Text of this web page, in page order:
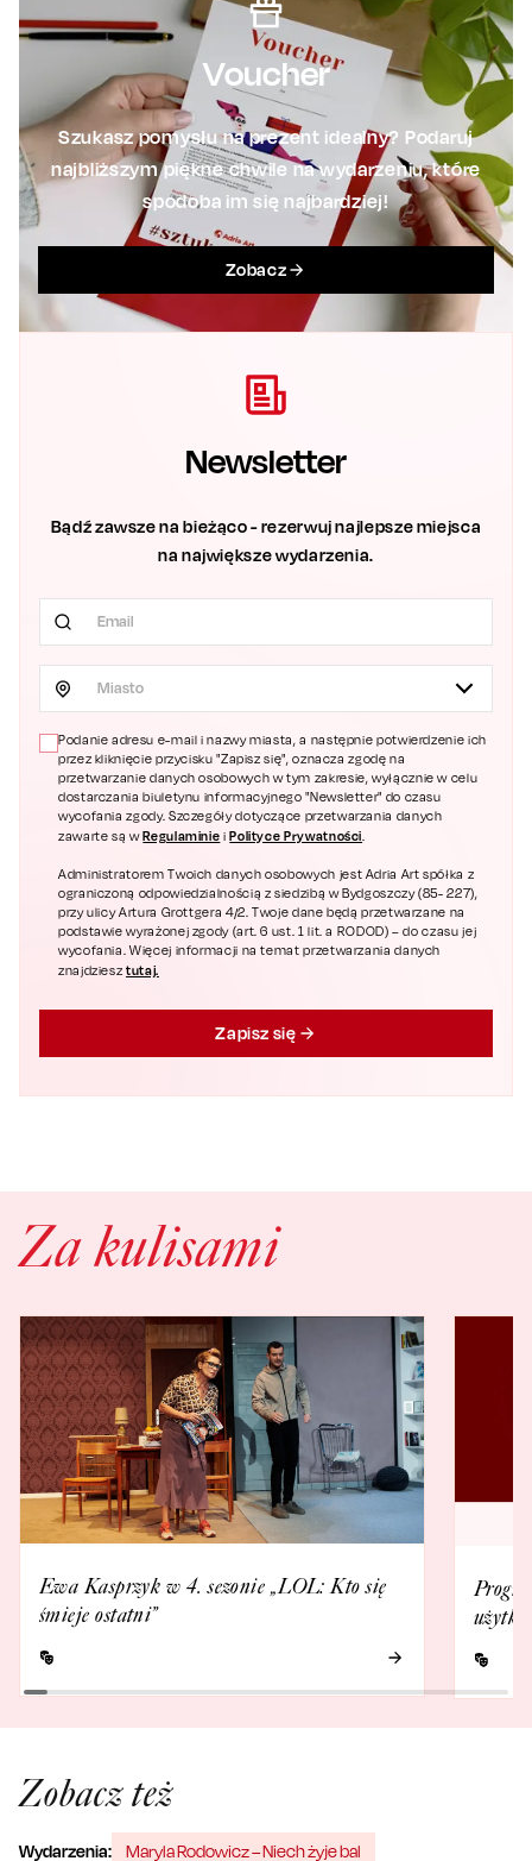
Voucher
Szukasz pomysłu na prezent idealny? Podaruj
najbliższym piękne chwile na wydarzeniu, które
spodoba im się najbardziej!
Zobacz
Newsletter
Bądź zawsze na bieżąco - rezerwuj najlepsze miejsca
na największe wydarzenia.
Miasto
Podanie adresu e-mail i nazwy miasta, a następnie potwierdzenie ich
przez kliknięcie przycisku "Zapisz się", oznacza zgodę na
przetwarzanie danych osobowych w tym zakresie, wyłącznie w celu
dostarczania biuletynu informacyjnego "Newsletter" do czasu
wycofania zgody. Szczegóły dotyczące przetwarzania danych
zawarte są wRegulaminie iPolityce Prywatności.
Administratorem Twoich danych osobowych jest Adria Art spółka z
ograniczoną odpowiedzialnością z siedzibą w Bydgoszczy (85- 227),
przy ulicy Artura Grottgera 4/2. Twoje dane będą przetwarzane na
podstawie wyrażonej zgody (art. 6 ust. 1 lit. a RODOD) – do czasu jej
wycofania. Więcej informacji na temat przetwarzania danych
znajdziesztutaj.
Zapisz się
Za kulisami
Ewa Kasprzyk w 4. sezonie „LOL: Kto się
śmieje ostatni”
Zobacz też
Wydarzenia: Maryla Rodowicz – Niech żyje bal